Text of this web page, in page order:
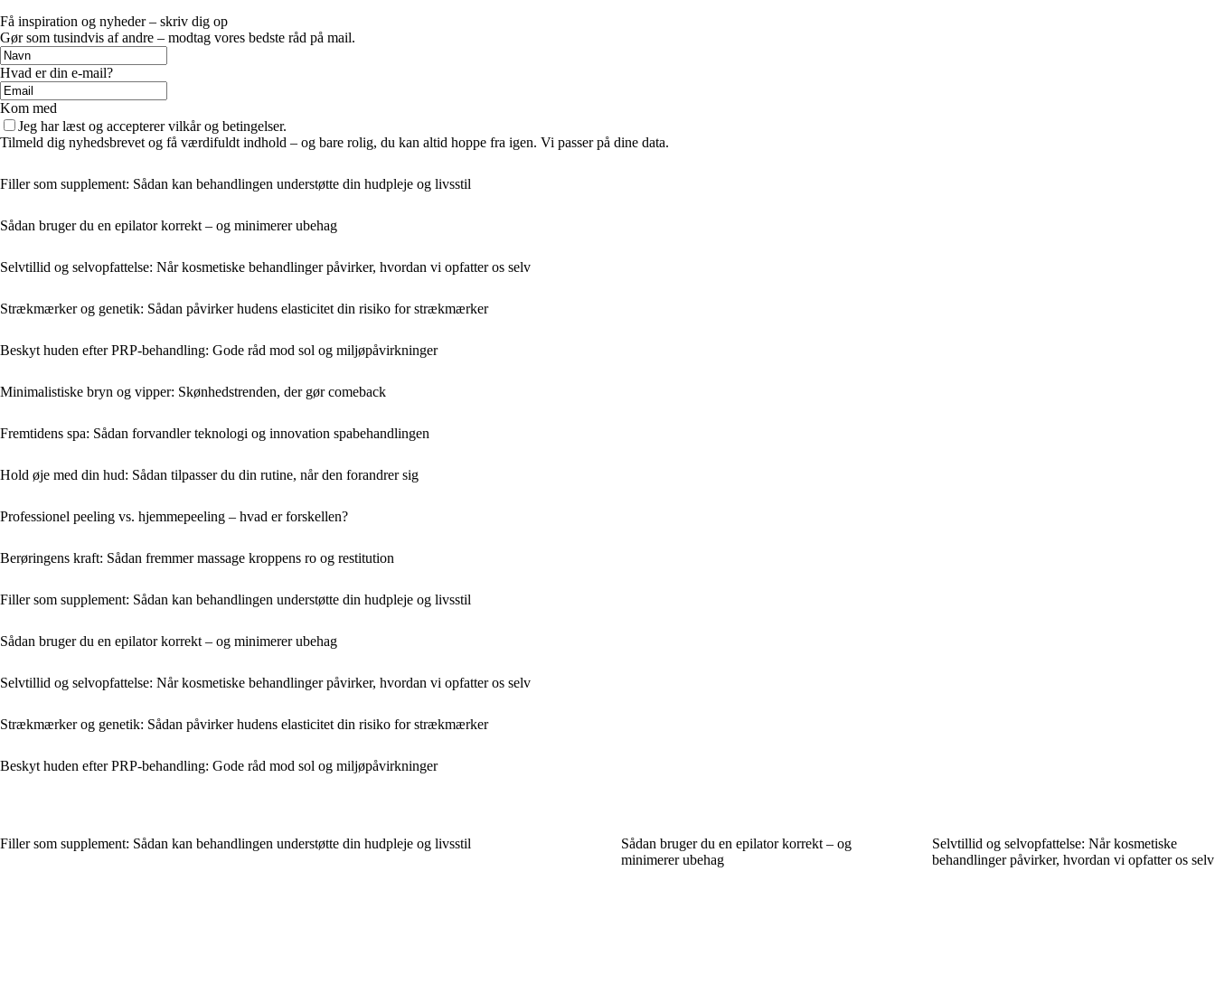
Få inspiration og nyheder – skriv dig op
Gør som tusindvis af andre – modtag vores bedste råd på mail.
Hvad er din e-mail?
Kom med
Jeg har læst og accepterer vilkår og betingelser.
Tilmeld dig nyhedsbrevet og få værdifuldt indhold – og bare rolig, du kan altid hoppe fra igen. Vi passer på dine data.
Filler som supplement: Sådan kan behandlingen understøtte din hudpleje og livsstil
Sådan bruger du en epilator korrekt – og minimerer ubehag
Selvtillid og selvopfattelse: Når kosmetiske behandlinger påvirker, hvordan vi opfatter os selv
Strækmærker og genetik: Sådan påvirker hudens elasticitet din risiko for strækmærker
Beskyt huden efter PRP-behandling: Gode råd mod sol og miljøpåvirkninger
Minimalistiske bryn og vipper: Skønhedstrenden, der gør comeback
Fremtidens spa: Sådan forvandler teknologi og innovation spabehandlingen
Hold øje med din hud: Sådan tilpasser du din rutine, når den forandrer sig
Professionel peeling vs. hjemmepeeling – hvad er forskellen?
Berøringens kraft: Sådan fremmer massage kroppens ro og restitution
Filler som supplement: Sådan kan behandlingen understøtte din hudpleje og livsstil
Sådan bruger du en epilator korrekt – og minimerer ubehag
Selvtillid og selvopfattelse: Når kosmetiske behandlinger påvirker, hvordan vi opfatter os selv
Strækmærker og genetik: Sådan påvirker hudens elasticitet din risiko for strækmærker
Beskyt huden efter PRP-behandling: Gode råd mod sol og miljøpåvirkninger
Filler som supplement: Sådan kan behandlingen understøtte din hudpleje og livsstil
Sådan bruger du en epilator korrekt – og
minimerer ubehag
Selvtillid og selvopfattelse: Når kosmetiske
behandlinger påvirker, hvordan vi opfatter os selv